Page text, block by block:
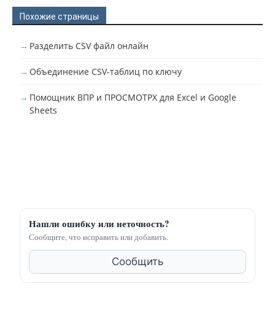
Похожие страницы
Разделить CSV файл онлайн
Объединение CSV-таблиц по ключу
Помощник ВПР и ПРОСМОТРX для Excel и Google
Sheets
Нашли ошибку или неточность?
Сообщите, что исправить или добавить.
Сообщить